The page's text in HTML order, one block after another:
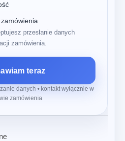
przesłanie danych
zamówienia.
teraz
danych • kontakt wyłącznie w
zamówienia